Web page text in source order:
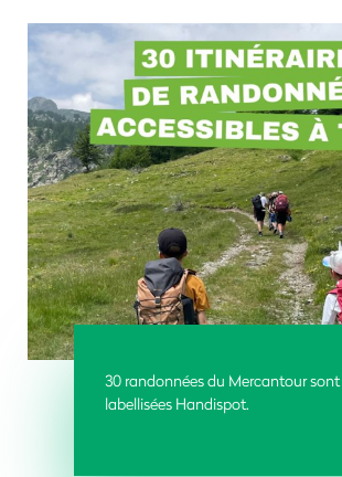
30 randonnées du Mercantour sont
labellisées Handispot.